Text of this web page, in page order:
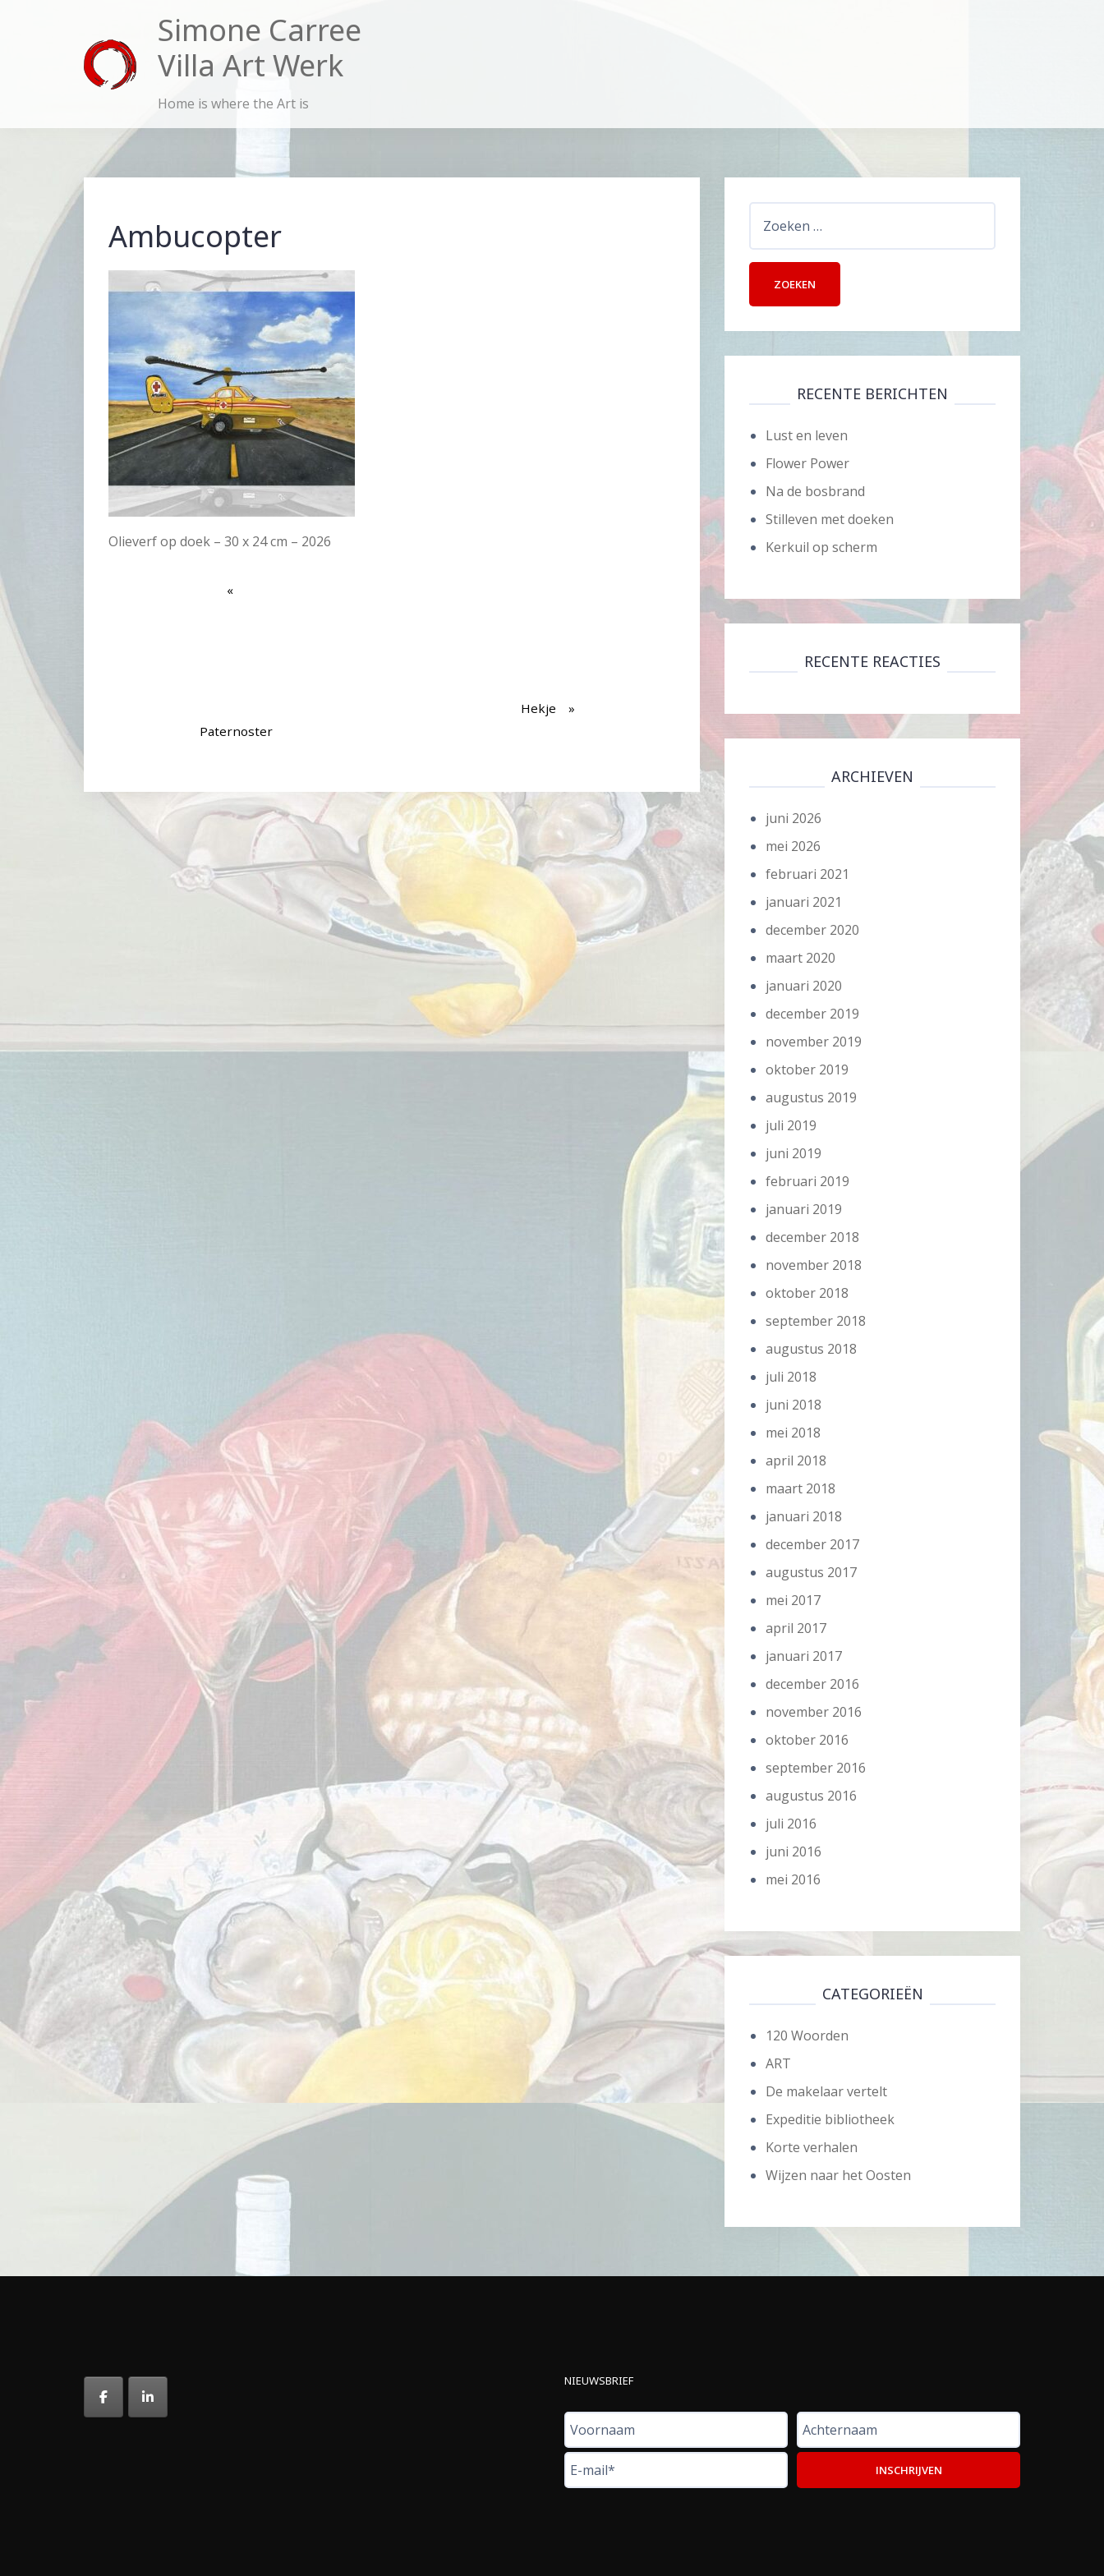
Simone Carree
Villa Art Werk
Home is where the Art is
Ambucopter
Olieverf op doek – 30 x 24 cm – 2026
Paternoster
Hekje
RECENTE BERICHTEN
Lust en leven
Flower Power
Na de bosbrand
Stilleven met doeken
Kerkuil op scherm
RECENTE REACTIES
ARCHIEVEN
juni 2026
mei 2026
februari 2021
januari 2021
december 2020
maart 2020
januari 2020
december 2019
november 2019
oktober 2019
augustus 2019
juli 2019
juni 2019
februari 2019
januari 2019
december 2018
november 2018
oktober 2018
september 2018
augustus 2018
juli 2018
juni 2018
mei 2018
april 2018
maart 2018
januari 2018
december 2017
augustus 2017
mei 2017
april 2017
januari 2017
december 2016
november 2016
oktober 2016
september 2016
augustus 2016
juli 2016
juni 2016
mei 2016
CATEGORIEËN
120 Woorden
ART
De makelaar vertelt
Expeditie bibliotheek
Korte verhalen
Wijzen naar het Oosten
NIEUWSBRIEF